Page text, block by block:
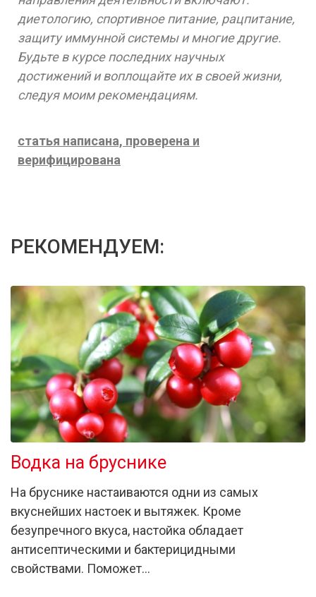
диетологию, спортивное питание, рацпитание,
защиту иммунной системы и многие другие.
Будьте в курсе последних научных
достижений и воплощайте их в своей жизни,
следуя моим рекомендациям.
статья написана, проверена и
верифицирована
РЕКОМЕНДУЕМ:
Водка на бруснике
На бруснике настаиваются одни из самых
вкуснейших настоек и вытяжек. Кроме
безупречного вкуса, настойка обладает
антисептическими и бактерицидными
свойствами. Поможет…